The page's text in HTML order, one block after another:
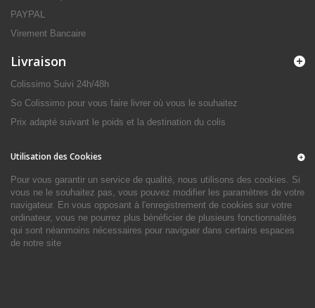
PAYPAL
Virement Bancaire
Livraison
Colissimo Suivi 24h/48h
So Colissimo pour vous faire livrer où vous le souhaitez
Prix adapté suivant le poids et la destination du colis
Utilisation des Cookies
Pour vous garantir un service de qualité, nous utilisons des cookies. Si
vous ne le souhaitez pas, vous pouvez modifier les paramètres de votre
navigateur. En vous opposant à l'enregistrement de cookies sur votre
ordinateur, vous ne pourrez plus bénéficier de plusieurs fonctionnalités
qui sont néanmoins nécessaires pour naviguer dans certains espaces
de notre site